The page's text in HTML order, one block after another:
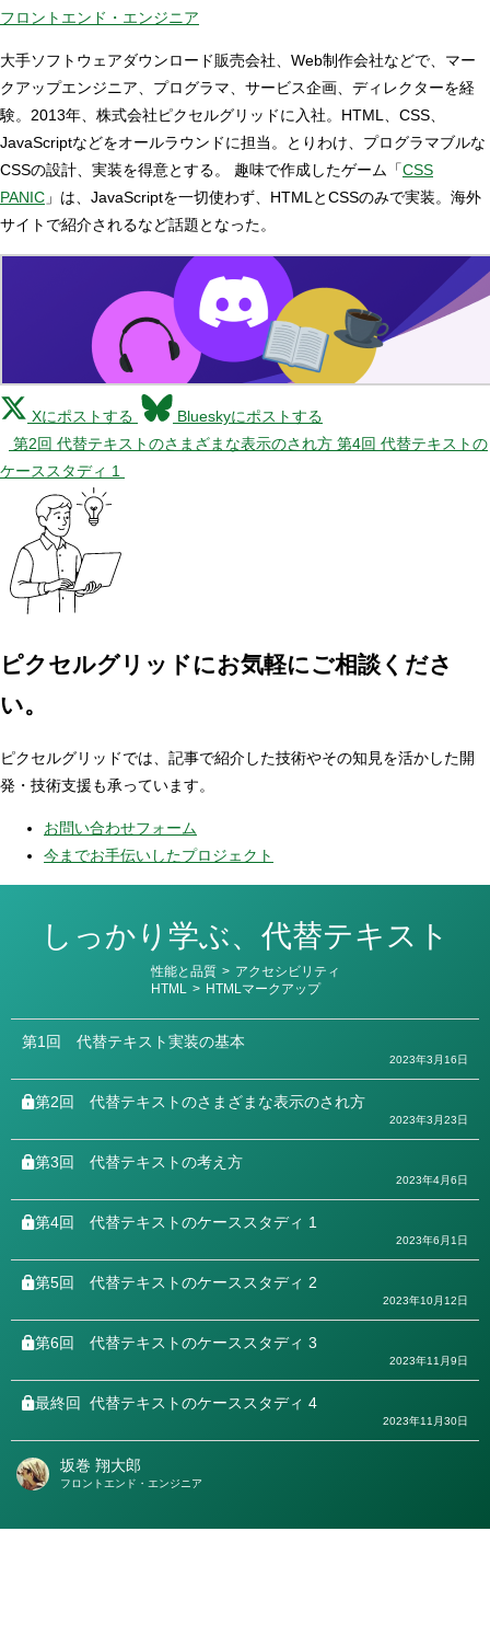
フロントエンド・エンジニア
大手ソフトウェアダウンロード販売会社、Web制作会社などで、マー
クアップエンジニア、プログラマ、サービス企画、ディレクターを経
験。2013年、株式会社ピクセルグリッドに入社。HTML、CSS、
JavaScriptなどをオールラウンドに担当。とりわけ、プログラマブルな
CSSの設計、実装を得意とする。 趣味で作成したゲーム「CSS
PANIC 」は、JavaScriptを一切使わず、HTMLとCSSのみで実装。海外
サイトで紹介されるなど話題となった。
Xにポストする
Blueskyにポストする
第2回 代替テキストのさまざまな表示のされ方 第4回 代替テキストの
ケーススタディ 1
ピクセルグリッドにお気軽にご相談くださ
い。
ピクセルグリッドでは、記事で紹介した技術やその知見を活かした開
発・技術支援も承っています。
お問い合わせフォーム
今までお手伝いしたプロジェクト
しっかり学ぶ、代替テキスト
カ
テ
リ
性能と品質 > アクセシビリティ
HTML
> HTMLマークアップ
第1回 代替テキスト実装の基本
2023年3月16日
第2回 代替テキストのさまざまな表示のされ方
2023年3月23日
第3回 代替テキストの考え方
2023年4月6日
第4回 代替テキストのケーススタディ 1
2023年6月1日
第5回 代替テキストのケーススタディ 2
2023年10月12日
第6回 代替テキストのケーススタディ 3
2023年11月9日
最終回 代替テキストのケーススタディ 4
2023年11月30日
著
坂巻 翔大郎
フロントエンド・エンジニア